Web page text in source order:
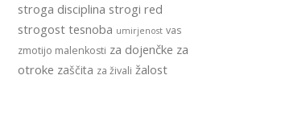
stroga disciplina strogi red
strogost tesnoba umirjenost vas
zmotijo malenkosti za dojenčke za
otroke zaščita za živali žalost